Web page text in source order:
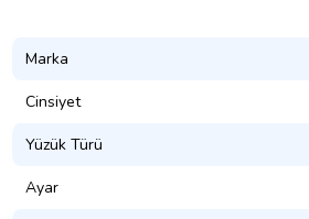
Marka
Cinsiyet
Yüzük Türü
Ayar